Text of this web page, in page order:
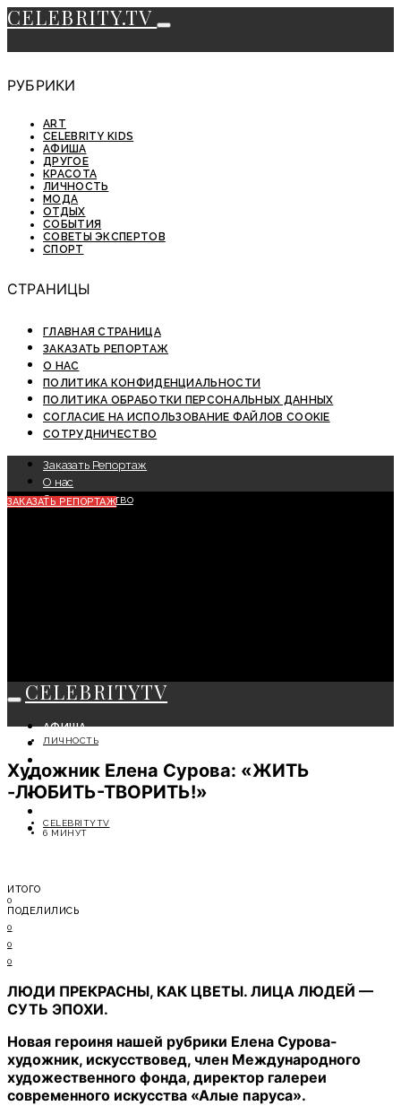
CELEBRITY.TV
РУБРИКИ
ART
CELEBRITY KIDS
АФИША
ДРУГОЕ
КРАСОТА
ЛИЧНОСТЬ
МОДА
ОТДЫХ
СОБЫТИЯ
СОВЕТЫ ЭКСПЕРТОВ
СПОРТ
СТРАНИЦЫ
ГЛАВНАЯ СТРАНИЦА
ЗАКАЗАТЬ РЕПОРТАЖ
О НАС
ПОЛИТИКА КОНФИДЕНЦИАЛЬНОСТИ
ПОЛИТИКА ОБРАБОТКИ ПЕРСОНАЛЬНЫХ ДАННЫХ
СОГЛАСИЕ НА ИСПОЛЬЗОВАНИЕ ФАЙЛОВ COOKIE
СОТРУДНИЧЕСТВО
Заказать Репортаж
О нас
Сотрудничество
ЗАКАЗАТЬ РЕПОРТАЖ
CELEBRITYTV
АФИША
СОБЫТИЯ
МОДА
ЛИЧНОСТЬ
СОВЕТЫ ЭКСПЕРТОВ
ЛИЧНОСТЬ
Художник Елена Сурова: «ЖИТЬ
-ЛЮБИТЬ-ТВОРИТЬ!»
CELEBRITYTV
6 МИНУТ
ИТОГО
0
ПОДЕЛИЛИСЬ
0
0
0
ЛЮДИ ПРЕКРАСНЫ, КАК ЦВЕТЫ. ЛИЦА ЛЮДЕЙ —
СУТЬ ЭПОХИ.
Новая героиня нашей рубрики Елена Сурова-
художник, искусствовед, член Международного
художественного фонда, директор галереи
современного искусства «Алые паруса».